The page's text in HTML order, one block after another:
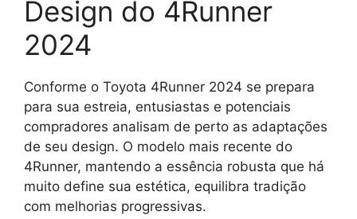
Design do 4Runner
2024
Conforme o Toyota 4Runner 2024 se prepara
para sua estreia, entusiastas e potenciais
compradores analisam de perto as adaptações
de seu design. O modelo mais recente do
4Runner, mantendo a essência robusta que há
muito define sua estética, equilibra tradição
com melhorias progressivas.